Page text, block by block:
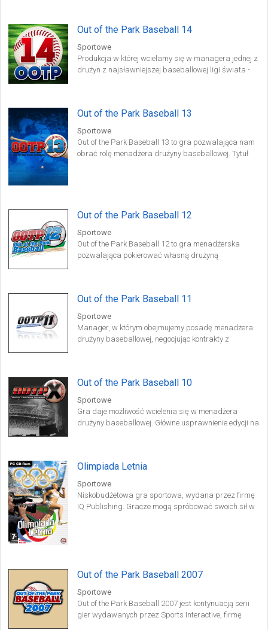
Out of the Park Baseball 14
Sportowe
Produkcja w której wcielamy się w managera jednej z
drużyn z najsławniejszej baseballowej ligi świata -
Out of the Park Baseball 13
Sportowe
Out of the Park Baseball 13 to gra pozwalająca nam
obrać rolę menadżera drużyny baseballowej. Tytuł
Out of the Park Baseball 12
Sportowe
Out of the Park Baseball 12 to gra menadżerska
pozwalająca pokierować własną drużyną
Out of the Park Baseball 11
Sportowe
Manager, w którym obejmujemy posadę menadżera
drużyny baseballowej, negocjując kontrakty z
Out of the Park Baseball 10
Sportowe
Gra daje możliwość wcielenia się w menadżera
drużyny baseballowej. Główne usprawnienie edycji na
Olimpiada Letnia
Sportowe
Niskobudżetowa gra sportowa, wydana przez firmę
IQ Publishing. Gracze mogą spróbować swoich sił w
Out of the Park Baseball 2007
Sportowe
Out of the Park Baseball 2007 jest kontynuacją serii
gier wydawanych przez Sports Interactive, firmę